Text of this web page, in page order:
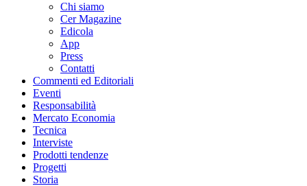
Chi siamo
Cer Magazine
Edicola
App
Press
Contatti
Commenti ed Editoriali
Eventi
Responsabilità
Mercato Economia
Tecnica
Interviste
Prodotti tendenze
Progetti
Storia